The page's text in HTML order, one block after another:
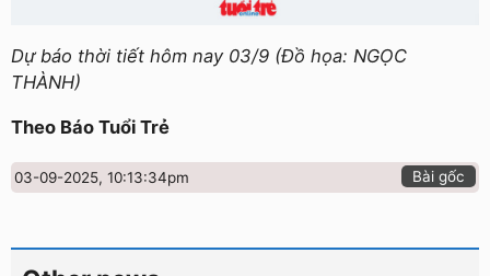
Dự báo thời tiết hôm nay 03/9 (Đồ họa: NGỌC
THÀNH)
Theo Báo Tuổi Trẻ
03-09-2025, 10:13:34pm Bài gốc